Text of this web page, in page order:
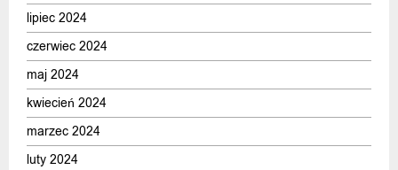
lipiec 2024
czerwiec 2024
maj 2024
kwiecień 2024
marzec 2024
luty 2024